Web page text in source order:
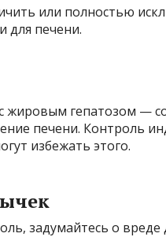
или полностью
для печени.
гепатозом —
печени. Контроль
избежать этого.
задумайтесь о